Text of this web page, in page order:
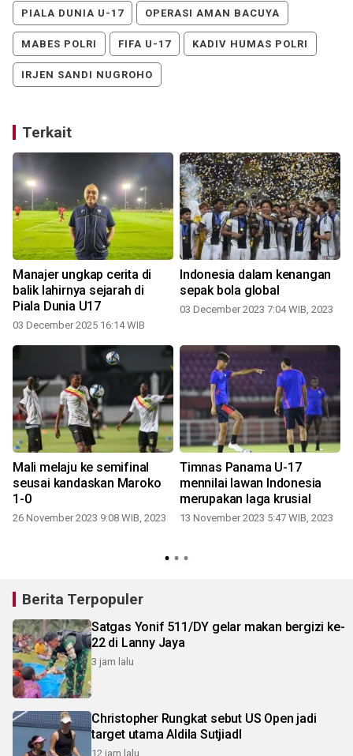
PIALA DUNIA U-17 OPERASI AMAN BACUYA
MABES POLRI FIFA U-17 KADIV HUMAS POLRI
IRJEN SANDI NUGROHO
Terkait
Manajer ungkap cerita di
balik lahirnya sejarah di
Piala Dunia U17
03 December 2025 16:14 WIB
Indonesia dalam kenangan
sepak bola global
03 December 2023 7:04 WIB, 2023
Mali melaju ke semifinal
seusai kandaskan Maroko
1-0
26 November 2023 9:08 WIB, 2023
Timnas Panama U-17
mennilai lawan Indonesia
merupakan laga krusial
13 November 2023 5:47 WIB, 2023
Berita Terpopuler
Satgas Yonif 511/DY gelar makan bergizi ke-
22 di Lanny Jaya
3 jam lalu
Christopher Rungkat sebut US Open jadi
target utama Aldila SutjiadI
12 jam lalu